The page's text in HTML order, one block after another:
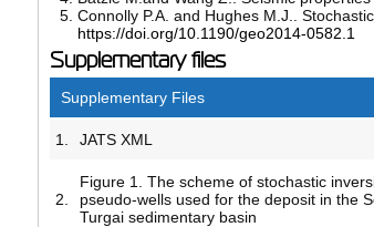
Connolly P.A. and Hughes M.J..
https://doi.org/10.1190/geo2014-0582.1
Supplementary files
Supplementary Files
1. JATS XML
2.
Figure 1. The scheme of stochastic
pseudo-wells used for the deposit in the
Turgai sedimentary basin